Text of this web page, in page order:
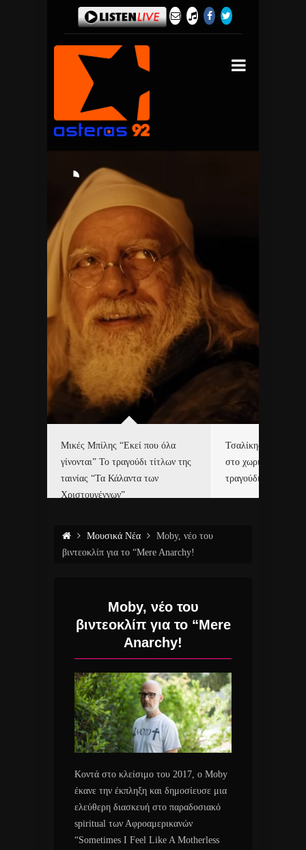
Μικές Μπίλης “Εκεί που όλα
γίνονται” Το τραγούδι τίτλων της
ταινίας “Τα Κάλαντα των
Χριστουγέννων”
Τσαλίκης,
στο χωριό του Άι
τραγούδι και video
Μουσικά Νέα
Moby, νέο του
βιντεοκλίπ για το “Mere Anarchy!
Moby, νέο του
βιντεοκλίπ για το “Mere
Anarchy!
Κοντά στο κλείσιμο του 2017, ο Moby
έκανε την έκπληξη και δημοσίευσε μια
ελεύθερη διασκευή στο παραδοσιακό
spiritual των Αφροαμερικανών
“Sometimes I Feel Like A Motherless